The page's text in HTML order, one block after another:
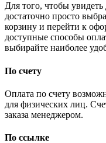
Для того, чтобы увидеть
достаточно просто
корзину и перейти к
доступные способы
выбирайте наиболее
По счету
Оплата по счету
для физических лиц.
заказа менеджером.
По ссылке